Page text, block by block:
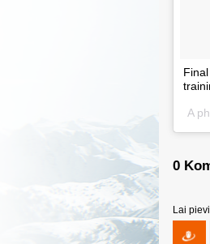
A
0
Lai